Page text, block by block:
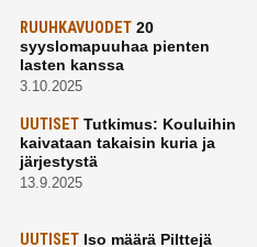
RUUHKAVUODET20
syyslomapuuhaa pienten
lasten kanssa
3.10.2025
UUTISETTutkimus: Kouluihin
kaivataan takaisin kuria ja
järjestystä
13.9.2025
UUTISETIso määrä Pilttejä